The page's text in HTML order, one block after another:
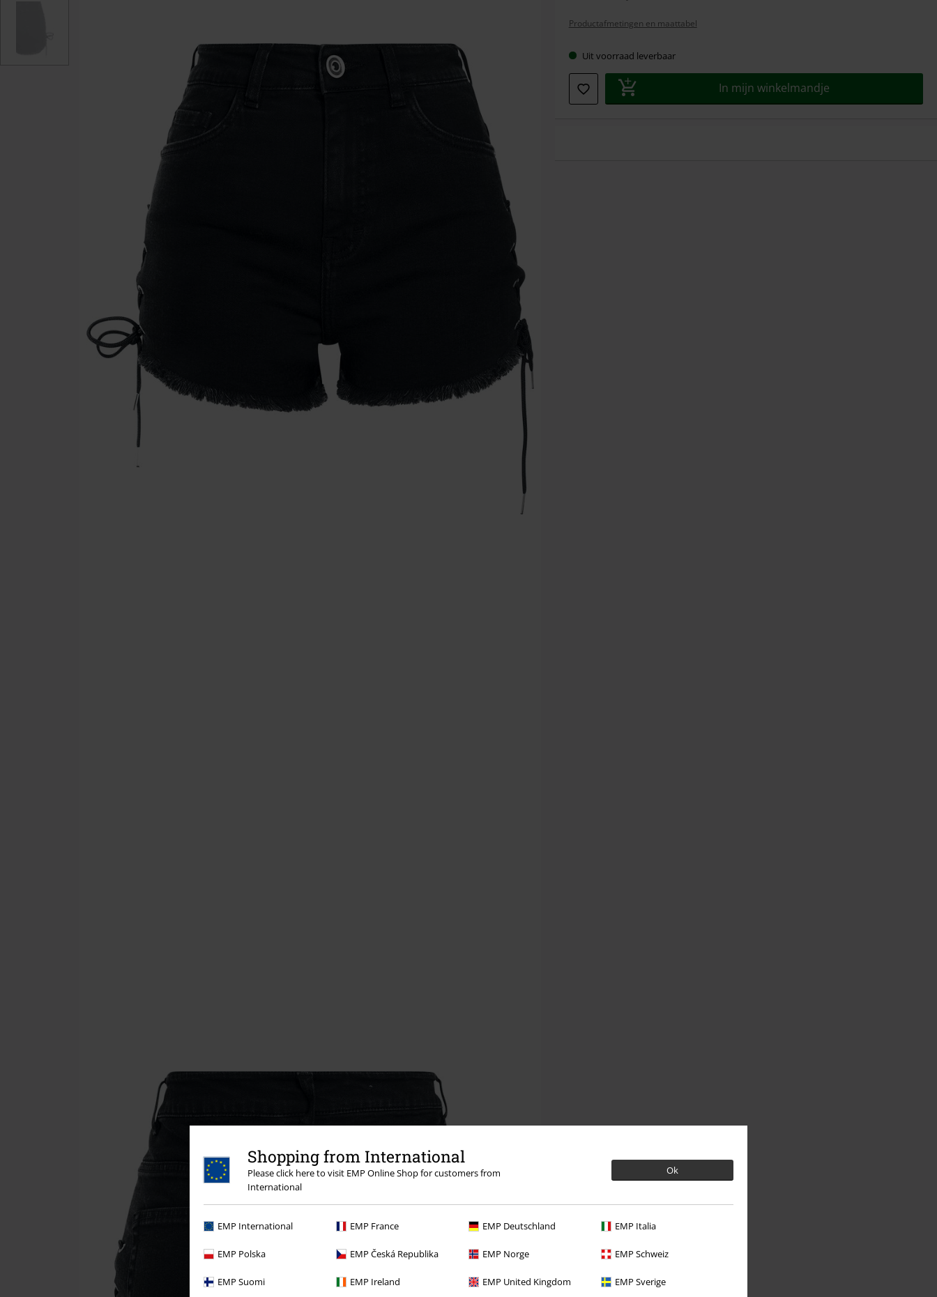
Shopping from International
Please click here to visit EMP Online Shop for customers from
International
Ok
EMP International EMP France EMP Deutschland EMP Italia
EMP Polska EMP Česká Republika EMP Norge EMP Schweiz
EMP Suomi EMP Ireland EMP United Kingdom EMP Sverige
Productafmetingen en maattabel
Uit voorraad leverbaar
In mijn winkelmandje